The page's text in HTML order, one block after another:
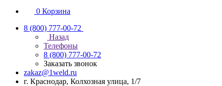
0 Корзина
8 (800) 777-00-72
Назад
Телефоны
8 (800) 777-00-72
Заказать звонок
zakaz@1weld.ru
г. Краснодар, Колхозная улица, 1/7